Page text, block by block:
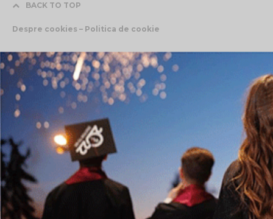
BACK TO TOP
Despre cookies – Politica de cookie